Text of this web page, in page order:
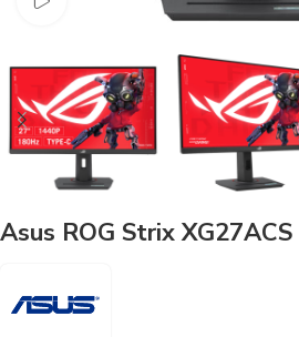
Asus ROG Strix XG27ACS